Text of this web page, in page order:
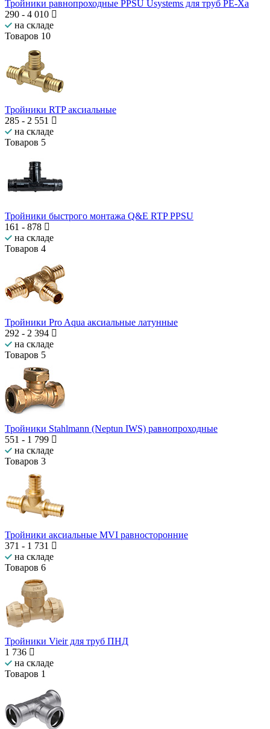
Тройники равнопроходные PPSU Usystems для труб PE-Xa
290 - 4 010
на складе
Товаров 10
Тройники RTP аксиальные
285 - 2 551
на складе
Товаров 5
Тройники быстрого монтажа Q&E RTP PPSU
161 - 878
на складе
Товаров 4
Тройники Pro Aqua аксиальные латунные
292 - 2 394
на складе
Товаров 5
Тройники Stahlmann (Neptun IWS) равнопроходные
551 - 1 799
на складе
Товаров 3
Тройники аксиальные MVI равносторонние
371 - 1 731
на складе
Товаров 6
Тройники Vieir для труб ПНД
1 736
на складе
Товаров 1